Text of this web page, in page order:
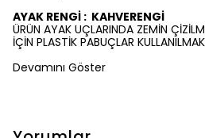
AYAK RENGİ : KAHVERENGİ
ÜRÜN AYAK UÇLARINDA ZEMİN
İÇİN PLASTİK PABUÇLAR
Devamını Göster